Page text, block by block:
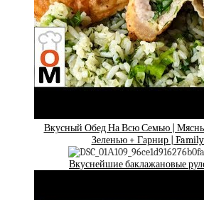
Вкусный Обед На Всю Семью |
Зеленью + Гарнир |
Вкуснейшие баклажановые